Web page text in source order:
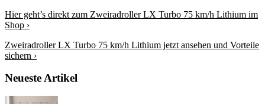
Hier geht’s direkt zum Zweiradroller LX Turbo 75 km/h Lithium im
Shop ›
Zweiradroller LX Turbo 75 km/h Lithium jetzt ansehen und Vorteile
sichern ›
Neueste Artikel